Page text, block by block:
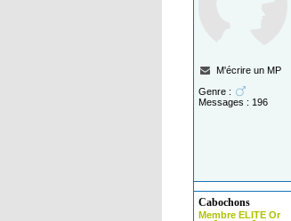
M'écrire un MP
Genre :
Messages : 196
Cabochons
Membre ELITE Or